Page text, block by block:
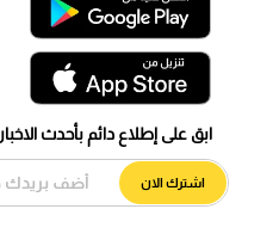
ابق على إطلاع دائم بأحدث الاخبار
اشترك الان